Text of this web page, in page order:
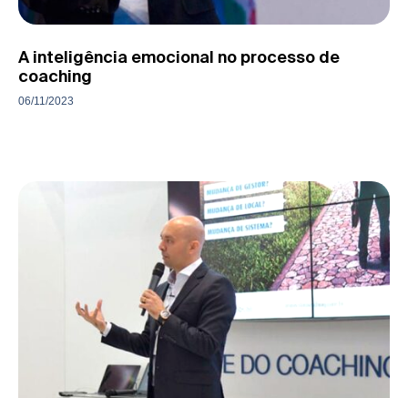
A inteligência emocional no processo de
coaching
06/11/2023